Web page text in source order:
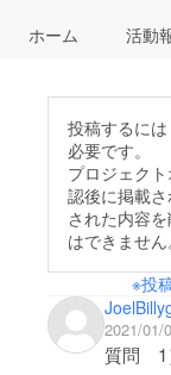
ホーム 活動
投稿するには
必要です。
プロジェク
認後に掲載
された内容
はできません。
※投
2021/01/
質問 1